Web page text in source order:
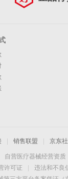
销售联盟 京东
自营医疗器械经营资质
许可证
违法和不良